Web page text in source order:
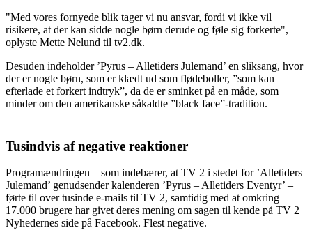
"Med vores fornyede blik tager vi nu ansvar, fordi vi ikke vil
risikere, at der kan sidde nogle børn derude og føle sig forkerte",
oplyste Mette Nelund til tv2.dk.
Desuden indeholder ’Pyrus – Alletiders Julemand’ en sliksang, hvor
der er nogle børn, som er klædt ud som flødeboller, ”som kan
efterlade et forkert indtryk”, da de er sminket på en måde, som
minder om den amerikanske såkaldte ”black face”-tradition.
Tusindvis af negative reaktioner
Programændringen – som indebærer, at TV 2 i stedet for ’Alletiders
Julemand’ genudsender kalenderen ’Pyrus – Alletiders Eventyr’ –
førte til over tusinde e-mails til TV 2, samtidig med at omkring
17.000 brugere har givet deres mening om sagen til kende på TV 2
Nyhedernes side på Facebook. Flest negative.